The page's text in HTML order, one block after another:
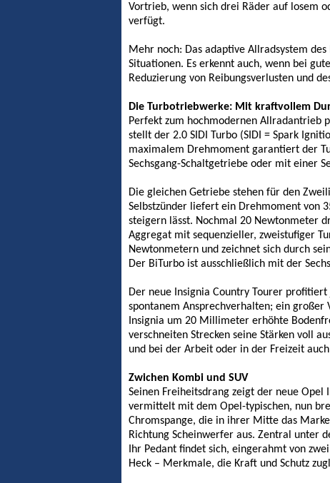
Vortrieb, wenn sich drei Räder auf losem
verfügt.
Mehr noch: Das adaptive Allradsystem
Situationen. Es erkennt auch, wenn bei
Reduzierung von Reibungsverlusten und
Die Turbotriebwerke: Mit kraftvollem
Perfekt zum hochmodernen Allradantrieb
stellt der 2.0 SIDI Turbo (SIDI = Spark
maximalem Drehmoment garantiert der
Sechsgang-Schaltgetriebe oder mit einer
Die gleichen Getriebe stehen für den
Selbstzünder liefert ein Drehmoment von
steigern lässt. Nochmal 20 Newtonmeter
Aggregat mit sequenzieller, zweistufiger
Newtonmetern und zeichnet sich durch
Der BiTurbo ist ausschließlich mit der
Der neue Insignia Country Tourer
spontanem Ansprechverhalten; ein
Insignia um 20 Millimeter erhöhte
verschneiten Strecken seine Stärken voll
und bei der Arbeit oder in der Freizeit
Zwichen Kombi und SUV
Seinen Freiheitsdrang zeigt der neue
vermittelt mit dem Opel-typischen, nun
Chromspange, die in ihrer Mitte das
Richtung Scheinwerfer aus. Zentral unter
Ihr Pedant findet sich, eingerahmt von
Heck – Merkmale, die Kraft und Schutz